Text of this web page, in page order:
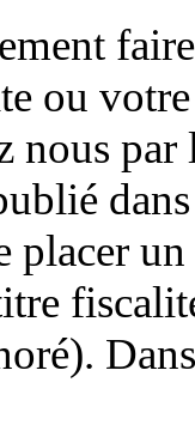
ou
nous
placer